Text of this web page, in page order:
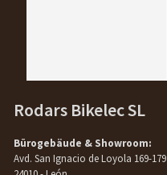
Rodars Bikelec SL
Bürogebäude & Showroom:
Avd. San Ignacio de Loyola 169-179